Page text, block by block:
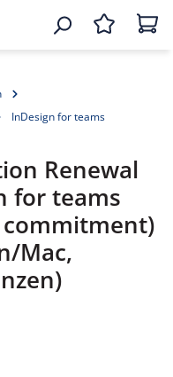
InDesign for teams
Renewal
for teams
commitment)
Mac,